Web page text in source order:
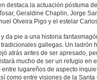
destaca la actuación póstuma
Geraldine Chaplin, Jorge
Olveira Pigo y el estelar
da pie a una historia
gallegas. Un ladrón
atrás antes de ser apresado,
mucho de ser un refugio en
lugareños de aspecto
como entre visiones de la